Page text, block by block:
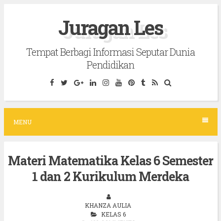
c
Juragan Les
Tempat Berbagi Informasi Seputar Dunia
Pendidikan
MENU
Materi Matematika Kelas 6 Semester
1 dan 2 Kurikulum Merdeka
KHANZA AULIA
KELAS 6